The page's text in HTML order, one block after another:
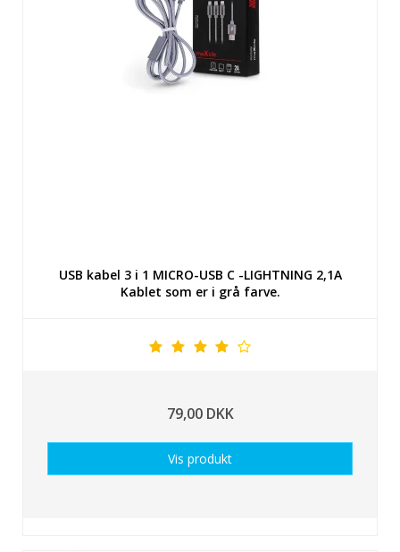
USB kabel 3 i 1 MICRO-USB C -LIGHTNING 2,1A
Kablet som er i grå farve.
79,00 DKK
Vis produkt